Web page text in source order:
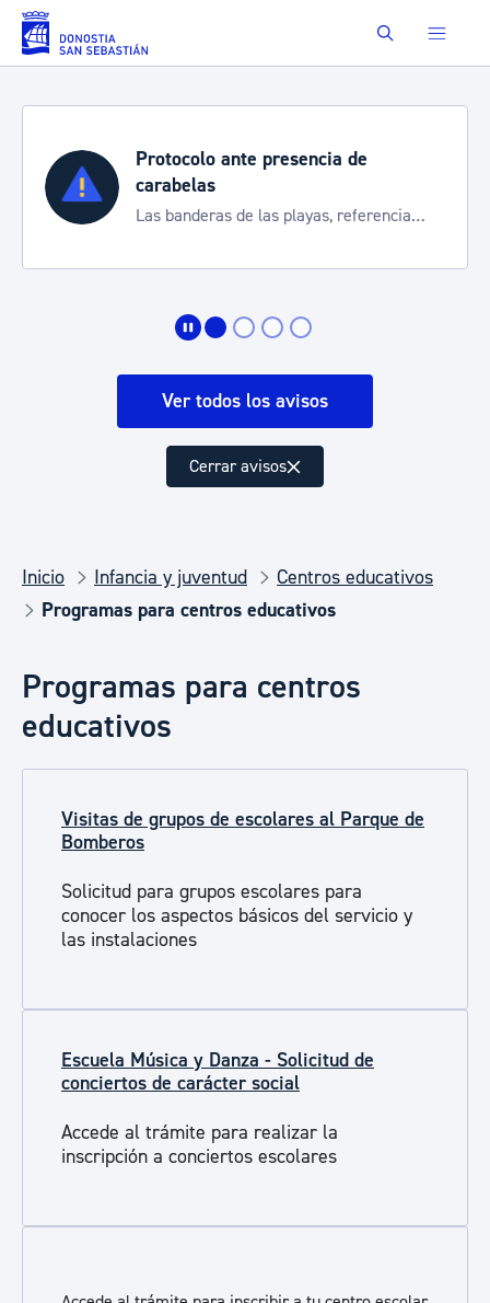
Saltar al contenido principal Buscar
Protocolo ante presencia de
carabelas
Las banderas de las playas, referencia
Ver todos los avisos
Cerrar avisos
Inicio Infancia y juventud
Centros educativos
Programas para centros educativos
Programas para centros
educativos
Visitas de grupos de escolares al Parque de
Bomberos
Solicitud para grupos escolares para
conocer los aspectos básicos del servicio y
las instalaciones
Escuela Música y Danza - Solicitud de
conciertos de carácter social
Accede al trámite para realizar la
inscripción a conciertos escolares